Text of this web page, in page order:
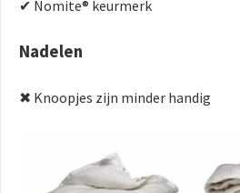
✔ Nomite® keurmerk
Nadelen
✖ Knoopjes zijn minder handig